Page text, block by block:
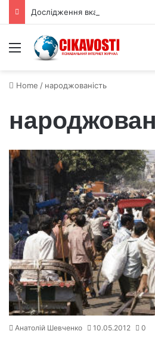
Menu
Home / народжованість
Анатолій Шевченко 10.05.2012 0